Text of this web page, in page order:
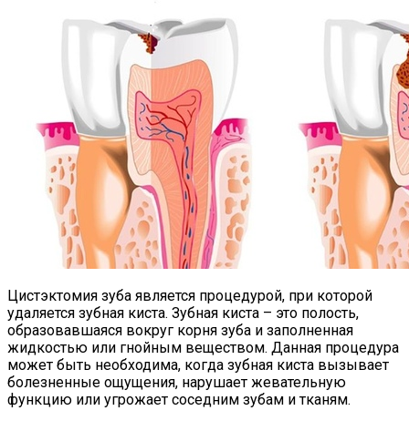
Цистэктомия зуба является процедурой, при которой
удаляется зубная киста. Зубная киста – это полость,
образовавшаяся вокруг корня зуба и заполненная
жидкостью или гнойным веществом. Данная процедура
может быть необходима, когда зубная киста вызывает
болезненные ощущения, нарушает жевательную
функцию или угрожает соседним зубам и тканям.